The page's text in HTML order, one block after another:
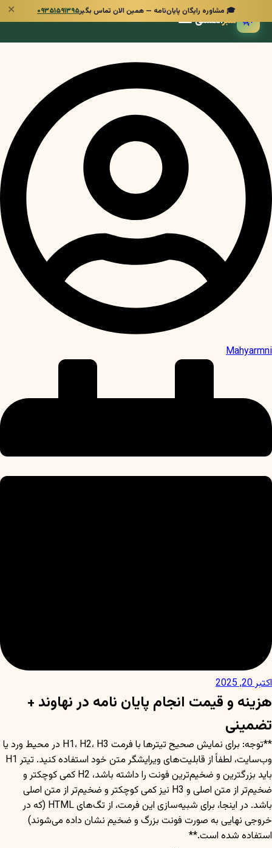
🎓 مشاوره رایگان پایان‌نامه — همین الان تماس بگیر۰۹۳۵۱۵۹۱۳۹۵ ✕
🌿 سبزانگشتی
Mahyarmni
اکتبر 20, 2025
هزینه و قیمت انجام پایان نامه در نهاوند +
تضمینی
**توجه: برای نمایش صحیح تیترها با فرمت H1، H2، H3 در محیط ورد یا
وب‌سایت، لطفاً از قابلیت‌های ویرایشگر متن خود استفاده کنید. تیتر H1
باید بزرگترین و ضخیم‌ترین فونت را داشته باشد، H2 کمی کوچکتر و
ضخیم‌تر از متن اصلی و H3 نیز کمی کوچکتر و ضخیم‌تر از متن اصلی
باشد. در اینجا، برای شبیه‌سازی این فرمت، از تگ‌های HTML (که در
خروجی نهایی به صورت فونت بزرگ و ضخیم نشان داده می‌شوند)
استفاده شده است.**